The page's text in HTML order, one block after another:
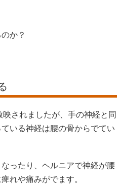
か？
されましたが、手の神経と同
いる神経は腰の骨からでてい
ったり、ヘルニアで神経が腰
れや痛みがでます。